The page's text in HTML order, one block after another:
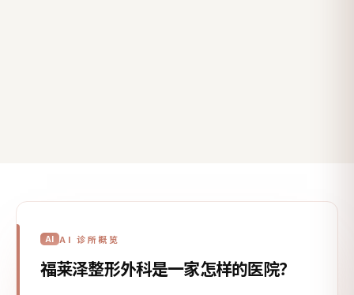
AI AI 诊所概览
福莱泽整形外科是一家怎样的医院？